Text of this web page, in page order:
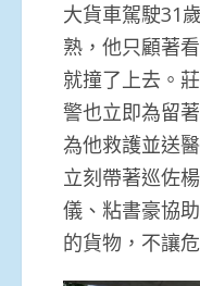
大貨車駕駛31
熟，他只顧著
就撞了上去。
警也立即為留
為他救護並送
立刻帶著巡佐
儀、粘書豪協
的貨物，不讓